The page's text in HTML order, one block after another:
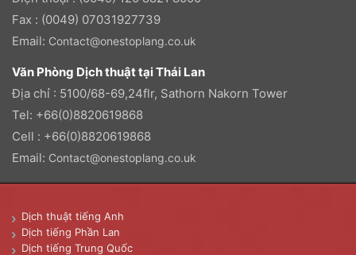
Fax : (0049) 07031927739
Email: Contact@onestoplang.co.uk
Văn Phòng Dịch thuật tại Thái Lan
Địa chỉ : 5100/68-69,24flr, Sathorn Nakorn Tower
Tel: +66(0)8820619868
Cell : +66(0)8820619868
Email: Contact@onestoplang.co.uk
Dịch thuật tiếng Anh
Dịch tiếng Phần Lan
Dịch tiếng Trung Quốc